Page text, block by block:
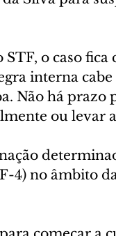
o caso
interna cabe
Não há prazo
ou levar
4) no âmbito